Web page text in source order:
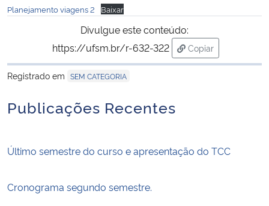
Ministério de Minas e Energia
Ministério da Ciência, Tecnologia, Inovações e Comunicações
Ministério do Meio Ambiente
Ministério do Turismo
Planejamento viagens 2 Baixar
Divulgue este conteúdo:
https://ufsm.br/r-632-322
Copiar
para área de
Registrado em SEM CATEGORIA
Publicações Recentes
Último semestre do curso e apresentação do TCC
Cronograma segundo semestre.